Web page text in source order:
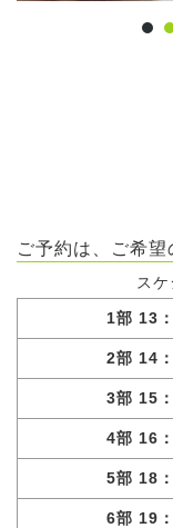
ご予約は、ご希望
ス
1部 13
2部 14
3部 15
4部 16
5部 18
6部 19